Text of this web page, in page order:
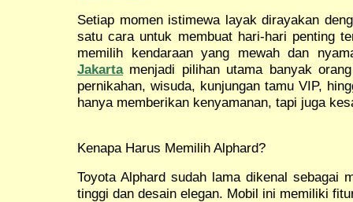
Setiap momen istimewa layak dirayakan
satu cara untuk membuat hari-hari penting
memilih kendaraan yang mewah dan
Jakartamenjadi pilihan utama banyak
pernikahan, wisuda, kunjungan tamu VIP,
hanya memberikan kenyamanan, tapi juga
Kenapa Harus Memilih Alphard?
Toyota Alphard sudah lama dikenal sebagai
tinggi dan desain elegan. Mobil ini memiliki